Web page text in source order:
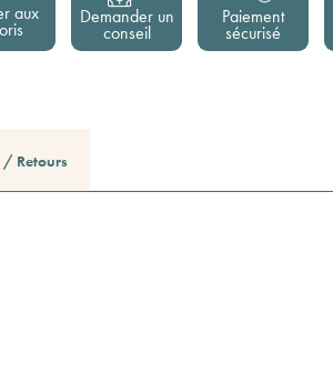
aux Demander un
conseil
Paiement
sécurisé
/ Retours